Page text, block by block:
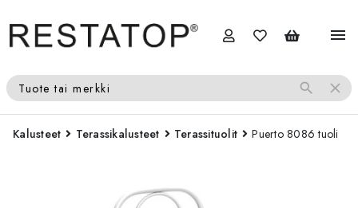
menu
Tuote tai merkki search close
Kalusteet Terassikalusteet Terassituolit Puerto 8086 tuoli